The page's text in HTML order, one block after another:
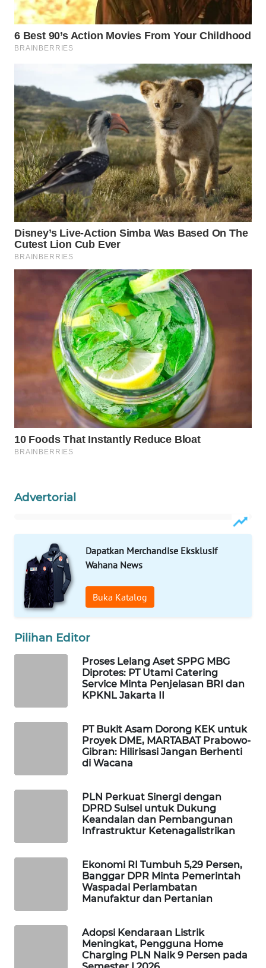
Advertorial
Dapatkan Merchandise Eksklusif
Wahana News
Buka Katalog
Pilihan Editor
Proses Lelang Aset SPPG MBG
Diprotes: PT Utami Catering
Service Minta Penjelasan BRI dan
KPKNL Jakarta II
PT Bukit Asam Dorong KEK untuk
Proyek DME, MARTABAT Prabowo-
Gibran: Hilirisasi Jangan Berhenti
di Wacana
PLN Perkuat Sinergi dengan
DPRD Sulsel untuk Dukung
Keandalan dan Pembangunan
Infrastruktur Ketenagalistrikan
Ekonomi RI Tumbuh 5,29 Persen,
Banggar DPR Minta Pemerintah
Waspadai Perlambatan
Manufaktur dan Pertanian
Adopsi Kendaraan Listrik
Meningkat, Pengguna Home
Charging PLN Naik 9 Persen pada
WN
MANDALIKA
WN
WN
LABUANBAJO
WN
BORNEO
Wahana
Media
Group
WAHANA
NEWS
WAHANA
ADVOKAT
WAHANA
INFRASTRUKTUR
WAHANA
KONSUMEN
WAHANA
WAHANA
TV
WAHANANEWS
ID
CO ID
UMKM
PERSONA